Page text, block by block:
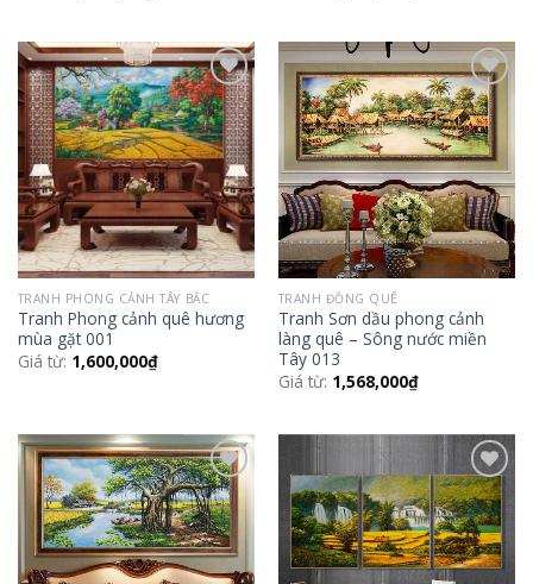
Add to
Wishlist
TRANH PHONG CẢNH TÂY BẮC
Tranh Phong cảnh quê hương
mùa gặt 001
Giá từ: 1,600,000₫
Add to
Wishlist
TRANH ĐỒNG QUÊ
Tranh Sơn dầu phong cảnh
làng quê – Sông nước miền
Tây 013
Giá từ: 1,568,000₫
Add to
Wishlist
Add to
Wishlist